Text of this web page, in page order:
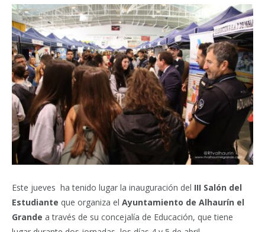
Este jueves ha tenido lugar la inauguración del III Salón del
Estudiante que organiza el Ayuntamiento de Alhaurín el
Grande a través de su concejalía de Educación, que tiene